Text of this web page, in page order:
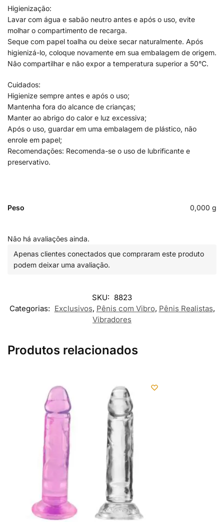
Higienização:
Lavar com água e sabão neutro antes e após o uso, evite
molhar o compartimento de recarga.
Seque com papel toalha ou deixe secar naturalmente. Após
higienizá-lo, coloque novamente em sua embalagem de origem.
Não compartilhar e não expor a temperatura superior a 50°C.
Cuidados:
Higienize sempre antes e após o uso;
Mantenha fora do alcance de crianças;
Manter ao abrigo do calor e luz excessiva;
Após o uso, guardar em uma embalagem de plástico, não
enrole em papel;
Recomendações: Recomenda-se o uso de lubrificante e
preservativo.
Peso 0,000 g
Não há avaliações ainda.
Apenas clientes conectados que compraram este produto
podem deixar uma avaliação.
SKU: 8823
Categorias: Exclusivos, Pênis com Vibro, Pênis Realistas,
Vibradores
Produtos relacionados